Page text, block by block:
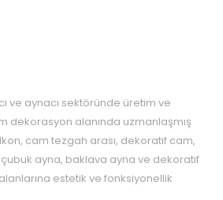
ve aynacı sektöründe üretim ve
dekorasyon alanında uzmanlaşmış
cam tezgah arası, dekoratif cam,
çubuk ayna, baklava ayna ve dekoratif
estetik ve fonksiyonellik